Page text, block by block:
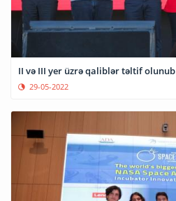
II və III yer üzrə qaliblər təltif olunub
29-05-2022